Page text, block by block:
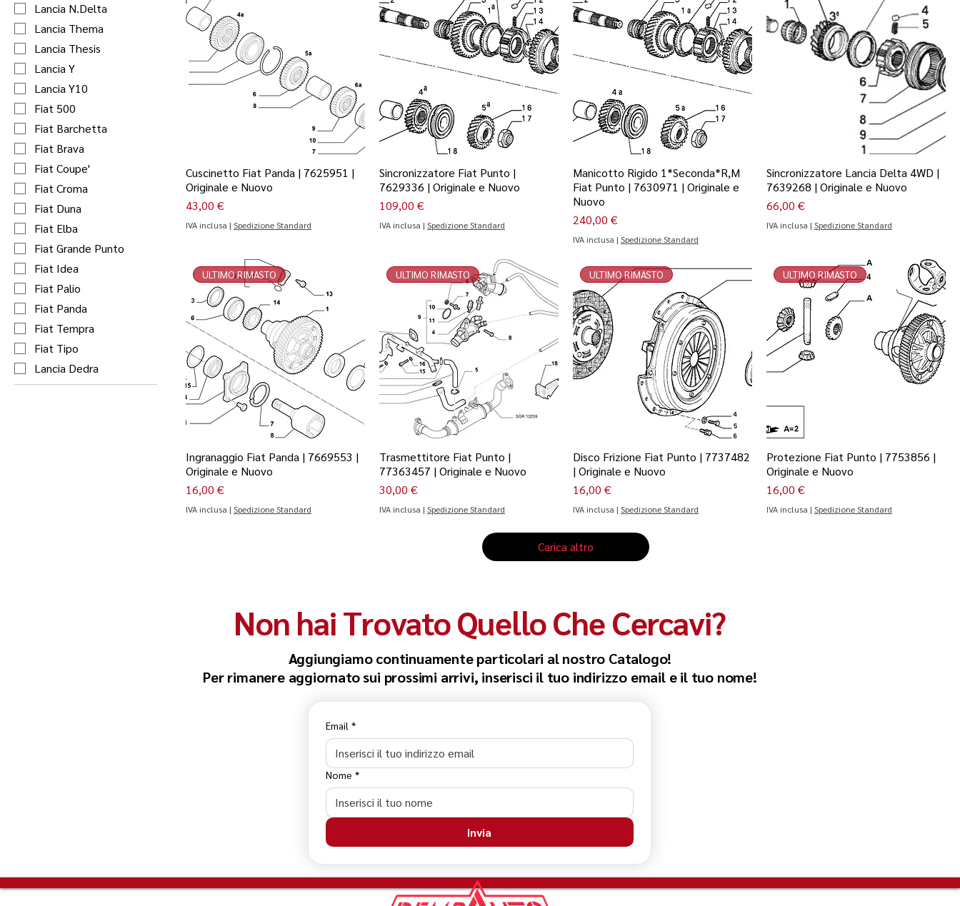
Lancia N.Delta
Lancia Thema
Lancia Thesis
Lancia Y
Lancia Y10
Fiat 500
Fiat Barchetta
Fiat Brava
Fiat Coupe'
Fiat Croma
Fiat Duna
Fiat Elba
Fiat Grande Punto
Fiat Idea
Fiat Palio
Fiat Panda
Fiat Tempra
Fiat Tipo
Lancia Dedra
Cuscinetto Fiat Panda | 7625951 |
Originale e Nuovo
Prezzo
43,00 €
IVA inclusa | Spedizione Standard
Sincronizzatore Fiat Punto |
7629336 | Originale e Nuovo
Prezzo
109,00 €
IVA inclusa | Spedizione Standard
Manicotto Rigido 1*Seconda*R,M
Fiat Punto | 7630971 | Originale e
Nuovo
Prezzo
240,00 €
IVA inclusa | Spedizione Standard
Sincronizzatore Lancia Delta 4WD |
7639268 | Originale e Nuovo
Prezzo
66,00 €
IVA inclusa | Spedizione Standard
ULTIMO RIMASTO
Ingranaggio Fiat Panda | 7669553 |
Originale e Nuovo
Prezzo
16,00 €
IVA inclusa | Spedizione Standard
ULTIMO RIMASTO
Trasmettitore Fiat Punto |
77363457 | Originale e Nuovo
Prezzo
30,00 €
IVA inclusa | Spedizione Standard
ULTIMO RIMASTO
Disco Frizione Fiat Punto | 7737482
| Originale e Nuovo
Prezzo
16,00 €
IVA inclusa | Spedizione Standard
ULTIMO RIMASTO
Protezione Fiat Punto | 7753856 |
Originale e Nuovo
Prezzo
16,00 €
IVA inclusa | Spedizione Standard
Carica altro
Non hai Trovato Quello Che Cercavi?
Aggiungiamo continuamente particolari al nostro Catalogo!
Per rimanere aggiornato sui prossimi arrivi, inserisci il tuo indirizzo email e il tuo nome!
Email *
Nome *
Invia